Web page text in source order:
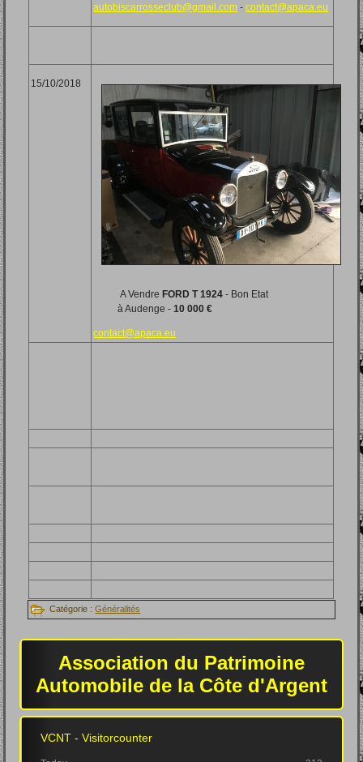
autobiscarrosseclub@gmail.com -contact@apaca.eu
15/10/2018
A VendreFORD T 1924 - Bon Etat
à Audenge -10 000 €
contact@apaca.eu
Catégorie :Généralités
Association du Patrimoine
Automobile de la Côte d'Argent
VCNT - Visitorcounter